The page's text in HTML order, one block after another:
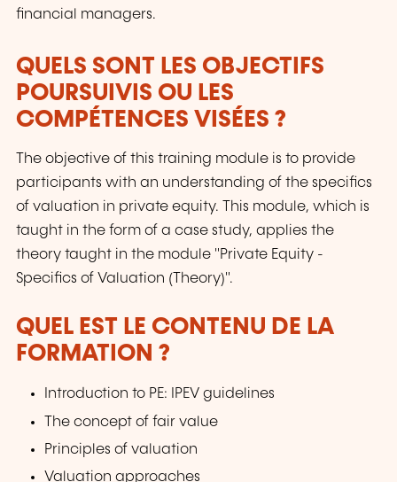
financial managers.
QUELS SONT LES OBJECTIFS
POURSUIVIS OU LES
COMPÉTENCES VISÉES ?
The objective of this training module is to provide
participants with an understanding of the specifics
of valuation in private equity. This module, which is
taught in the form of a case study, applies the
theory taught in the module "Private Equity -
Specifics of Valuation (Theory)".
QUEL EST LE CONTENU DE LA
FORMATION ?
Introduction to PE: IPEV guidelines
The concept of fair value
Principles of valuation
Valuation approaches